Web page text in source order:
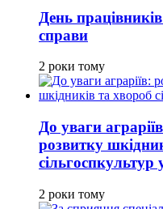
День
справи
2 роки тому
До уваги
розвитку
2 роки тому